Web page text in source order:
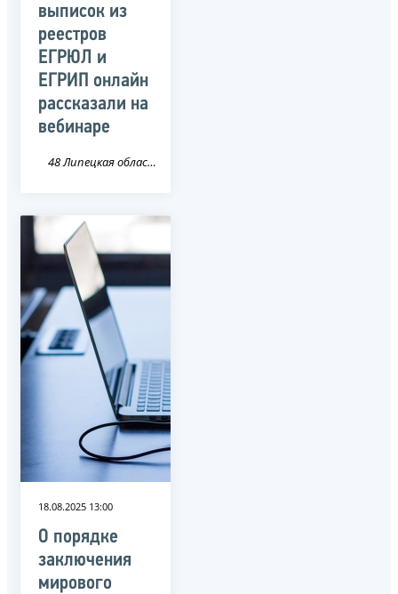
выписок из
реестров
ЕГРЮЛ и
ЕГРИП онлайн
рассказали на
вебинаре
48 Липецкая область
18.08.2025 13:00
О порядке
заключения
мирового